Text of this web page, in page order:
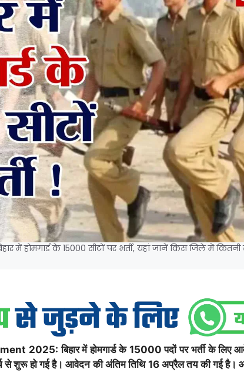
में होमगार्ड के 15000 सीटों पर भर्ती, यहां जानें किस जिले में कितनी
2025: बिहार में होमगार्ड के 15000 पदों पर भर्ती के लिए
से शुरू हो गई है। आवेदन की अंतिम तिथि 16 अप्रैल तय की गई है।